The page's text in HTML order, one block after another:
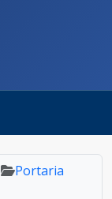
Portaria